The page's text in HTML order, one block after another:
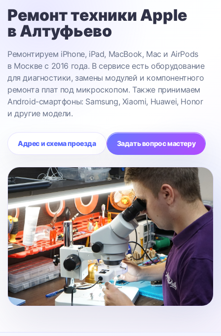
Ремонт техники Apple
в Алтуфьево
Ремонтируем iPhone, iPad, MacBook, Mac и AirPods
в Москве с 2016 года. В сервисе есть оборудование
для диагностики, замены модулей и компонентного
ремонта плат под микроскопом. Также принимаем
Android-смартфоны: Samsung, Xiaomi, Huawei, Honor
и другие модели.
Адрес и схема проезда Задать вопрос мастеру